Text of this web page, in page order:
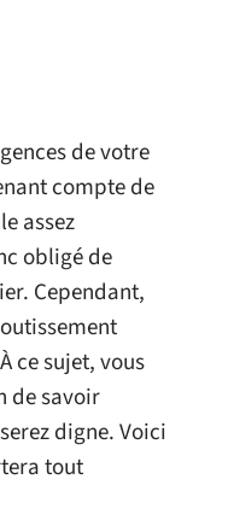
de votre
compte de
assez
obligé de
Cependant,
ce sujet, vous
de savoir
digne. Voici
tout